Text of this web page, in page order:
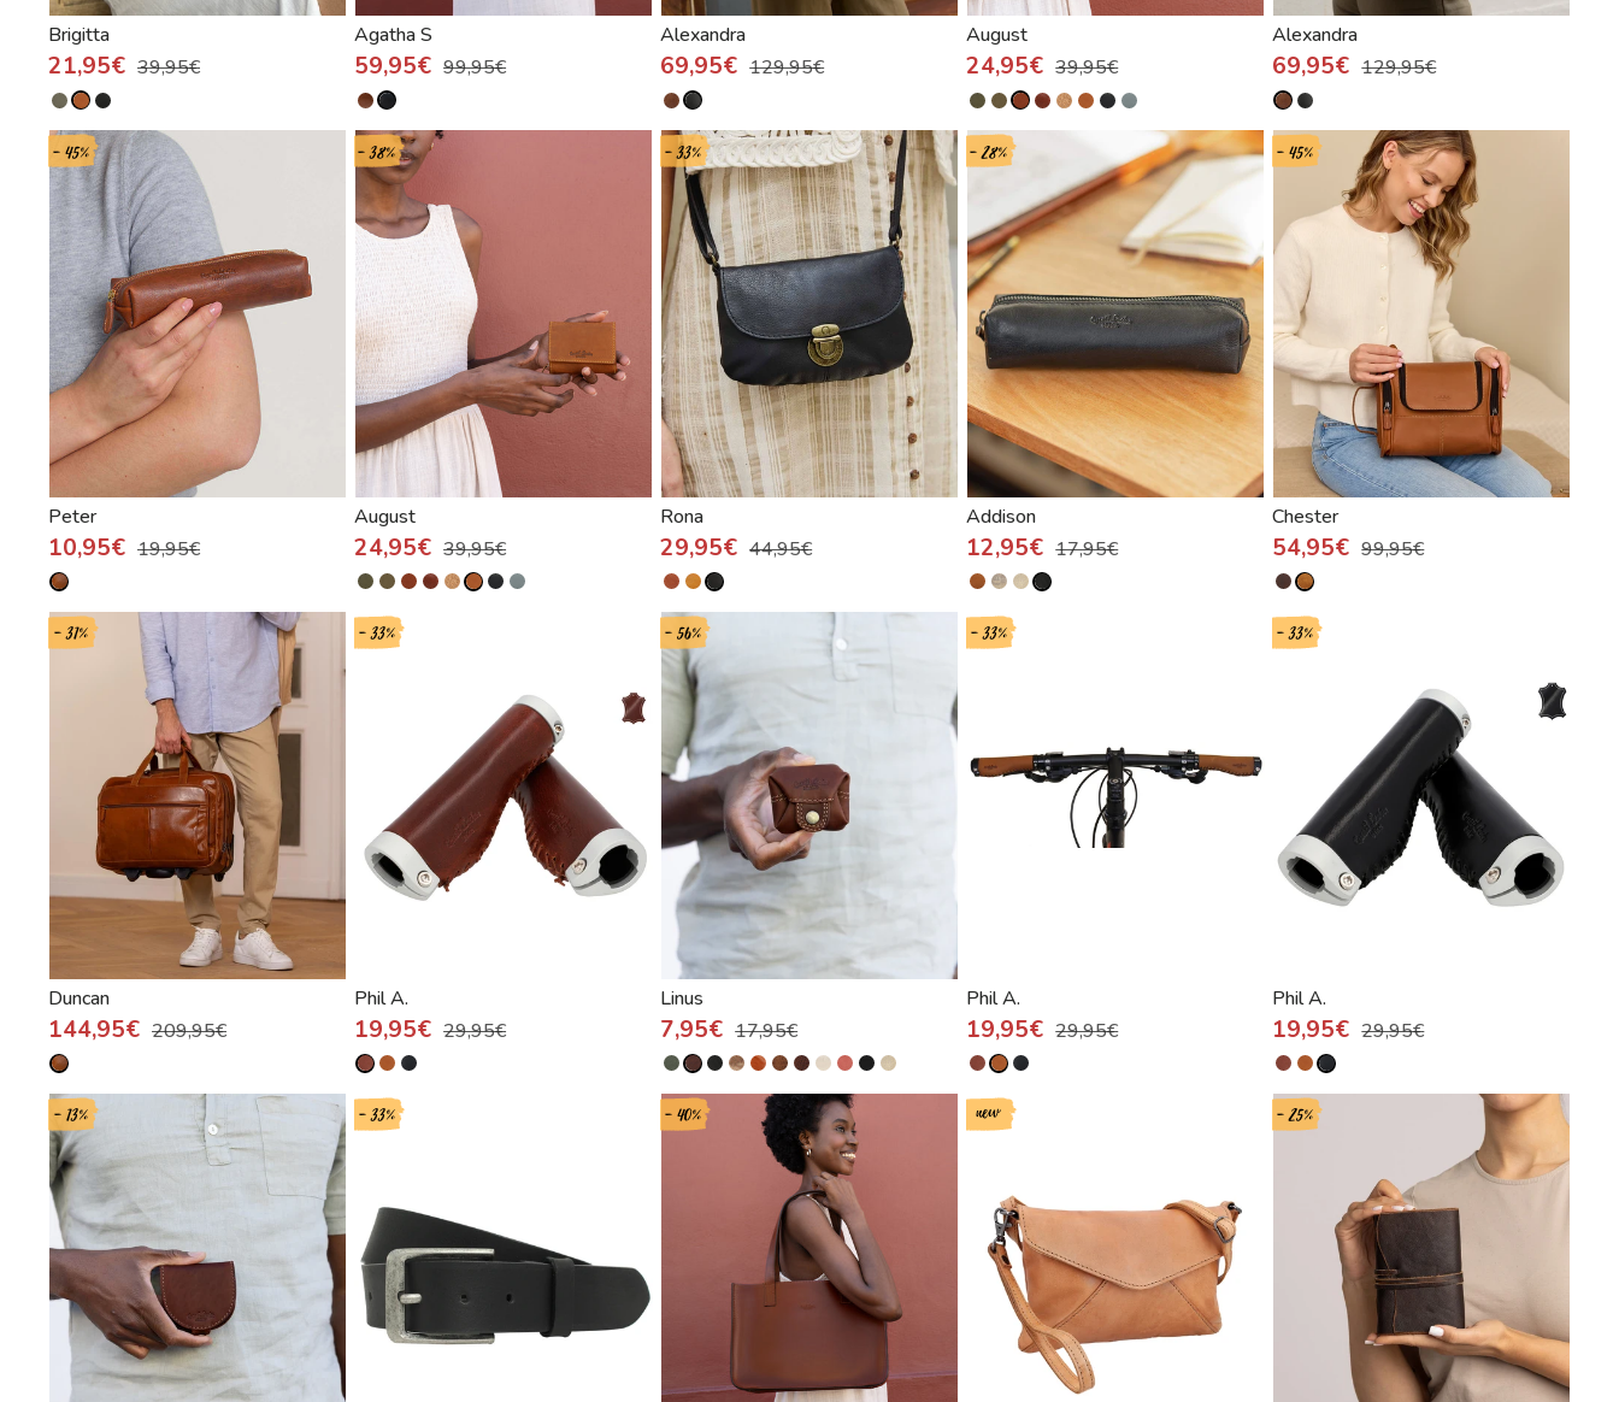
Brigitta
21,95€ 39,95€
Agatha S
59,95€ 99,95€
Alexandra
69,95€ 129,95€
August
24,95€ 39,95€
Alexandra
69,95€ 129,95€
- 45%
Peter
10,95€ 19,95€
- 38%
August
24,95€ 39,95€
- 33%
Rona
29,95€ 44,95€
- 28%
Addison
12,95€ 17,95€
- 45%
Chester
54,95€ 99,95€
- 31%
Duncan
144,95€ 209,95€
- 33%
Phil A.
19,95€ 29,95€
- 56%
Linus
7,95€ 17,95€
- 33%
Phil A.
19,95€ 29,95€
- 33%
Phil A.
19,95€ 29,95€
- 13% - 33% - 40% new - 25%